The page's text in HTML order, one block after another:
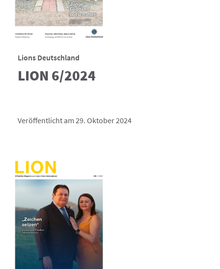
Lions Deutschland
LION 6/2024
Veröffentlicht am 29. Oktober 2024